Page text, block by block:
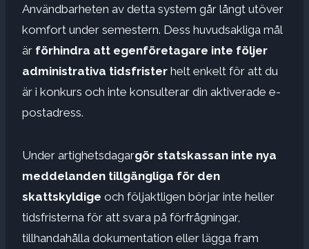
Användbarheten av detta system går långt utöver
komfort under semestern. Dess huvudsakliga mål
är förhindra att egenföretagare inte följer
administrativa tidsfrister helt enkelt för att du
är i konkurs och inte konsulterar din aktiverade e-
postadress.
Under artighetsdagargör statskassan inte nya
meddelanden tillgängliga för den
skattskyldige och följaktligen börjar inte heller
tidsfristerna för att svara på förfrågningar,
tillhandahålla dokumentation eller lägga fram